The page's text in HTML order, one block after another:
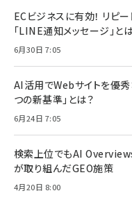
ECビジネスに有効！ リピ
「LINE通知メッセージ」と
6月30日 7:05
AI活用でWebサイトを優
つの新基準」とは？
6月24日 7:05
検索上位でもAI
が取り組んだGEO施策
4月20日 8:00